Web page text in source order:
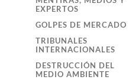
EXPERTOS
GOLPES DE MERCADO
TRIBUNALES
INTERNACIONALES
DESTRUCCIÓN DEL
MEDIO AMBIENTE